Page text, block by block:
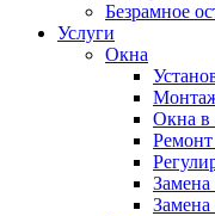
Безрамное
Услуги
Окна
Окна в
Ремонт
Замена
Замена